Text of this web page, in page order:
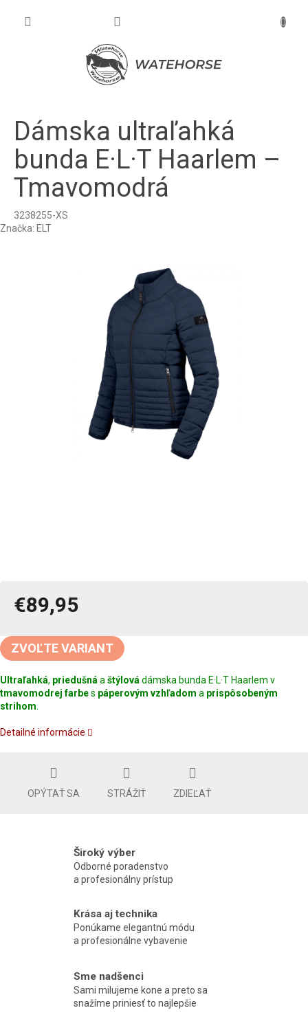
Dámska ultraľahká
bunda E·L·T Haarlem –
Tmavomodrá
3238255-XS
Značka: ELT
€89,95
cena:
ZVOĽTE VARIANT
Ultraľahká, priedušnáaštýlovádámska bunda E·L·T Haarlem v
tmavomodrej farbes páperovým vzhľadom a prispôsobeným
strihom.
Detailné informácie
OPÝTAŤ SA STRÁŽIŤ ZDIEĽAŤ
Široký výber
Odborné poradenstvo
a profesionálny prístup
Krása aj technika
Ponúkame elegantnú módu
a profesionálne vybavenie
Sme nadšenci
Sami milujeme kone a preto sa
snažíme priniesť to najlepšie